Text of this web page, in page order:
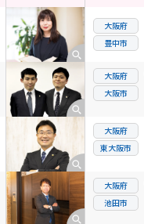
大阪府
豊中市
大阪府
大阪市
大阪府
東大阪市
大阪府
池田市